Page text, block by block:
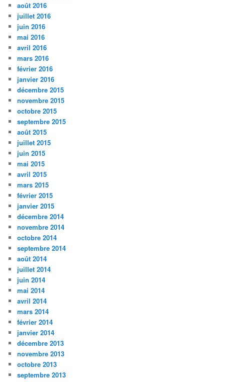
août 2016
juillet 2016
juin 2016
mai 2016
avril 2016
mars 2016
février 2016
janvier 2016
décembre 2015
novembre 2015
octobre 2015
septembre 2015
août 2015
juillet 2015
juin 2015
mai 2015
avril 2015
mars 2015
février 2015
janvier 2015
décembre 2014
novembre 2014
octobre 2014
septembre 2014
août 2014
juillet 2014
juin 2014
mai 2014
avril 2014
mars 2014
février 2014
janvier 2014
décembre 2013
novembre 2013
octobre 2013
septembre 2013